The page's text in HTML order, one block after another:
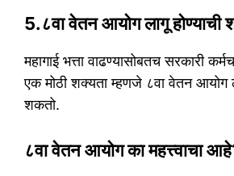
5.८वा वेतन आयोग लागू होण्याची
महागाई भत्ता वाढण्यासोबतच सरकारी
एक मोठी शक्यता म्हणजे ८वा वेतन
शकतो.
८वा वेतन आयोग का महत्त्वाचा